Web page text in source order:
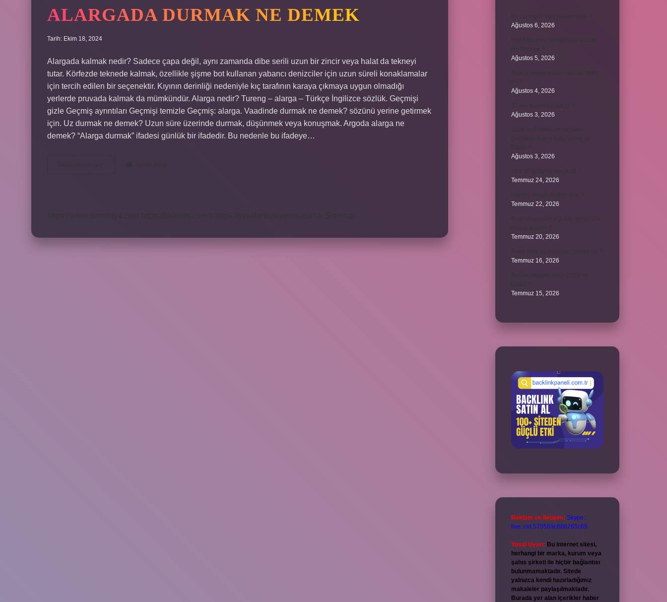
ALARGADA DURMAK NE DEMEK
Tarih: Ekim 18, 2024
Alargada kalmak nedir? Sadece çapa değil, aynı zamanda dibe serili uzun bir zincir veya halat da tekneyi
tutar. Körfezde teknede kalmak, özellikle şişme bot kullanan yabancı denizciler için uzun süreli konaklamalar
için tercih edilen bir seçenektir. Kıyının derinliği nedeniyle kıç tarafının karaya çıkmaya uygun olmadığı
yerlerde pruvada kalmak da mümkündür. Alarga nedir? Tureng – alarga – Türkçe İngilizce sözlük. Geçmişi
gizle Geçmiş ayrıntıları Geçmişi temizle Geçmiş: alarga. Vaadinde durmak ne demek? sözünü yerine getirmek
için. Uz durmak ne demek? Uzun süre üzerinde durmak, düşünmek veya konuşmak. Argoda alarga ne
demek? “Alarga durmak” ifadesi günlük bir ifadedir. Bu nedenle bu ifadeye…
Ağustos 6, 2026
Ağustos 5, 2026
Ağustos 4, 2026
Ağustos 3, 2026
Ağustos 3, 2026
Temmuz 24, 2026
Temmuz 22, 2026
Temmuz 20, 2026
Temmuz 16, 2026
Temmuz 15, 2026
Reklam ve İletişim: Skype:
live:.cid.575569c608265c69
Yasal Uyarı: Bu internet sitesi,
herhangi bir marka, kurum veya
şahıs şirketi ile hiçbir bağlantısı
bulunmamaktadır. Sitede
yalnızca kendi hazırladığımız
makaleler paylaşılmaktadır.
Burada yer alan içerikler haber